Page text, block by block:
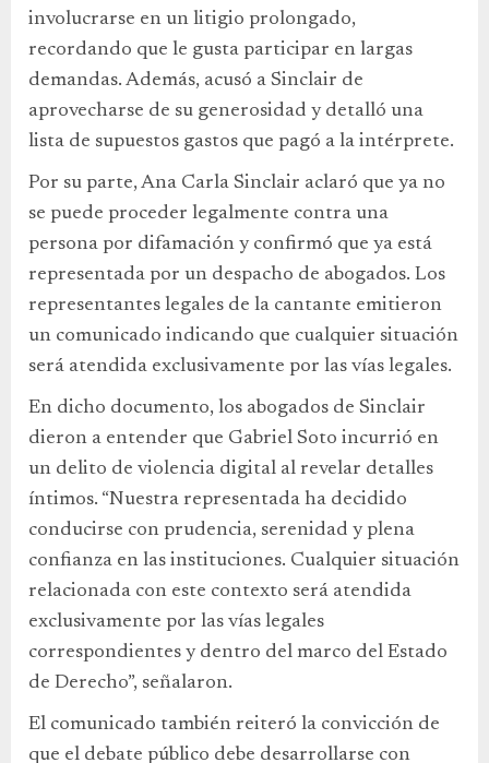
involucrarse en un litigio prolongado,
recordando que le gusta participar en largas
demandas. Además, acusó a Sinclair de
aprovecharse de su generosidad y detalló una
lista de supuestos gastos que pagó a la intérprete.
Por su parte, Ana Carla Sinclair aclaró que ya no
se puede proceder legalmente contra una
persona por difamación y confirmó que ya está
representada por un despacho de abogados. Los
representantes legales de la cantante emitieron
un comunicado indicando que cualquier situación
será atendida exclusivamente por las vías legales.
En dicho documento, los abogados de Sinclair
dieron a entender que Gabriel Soto incurrió en
un delito de violencia digital al revelar detalles
íntimos. “Nuestra representada ha decidido
conducirse con prudencia, serenidad y plena
confianza en las instituciones. Cualquier situación
relacionada con este contexto será atendida
exclusivamente por las vías legales
correspondientes y dentro del marco del Estado
de Derecho”, señalaron.
El comunicado también reiteró la convicción de
que el debate público debe desarrollarse con